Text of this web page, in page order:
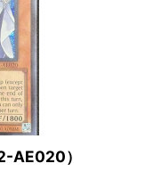
AE020）